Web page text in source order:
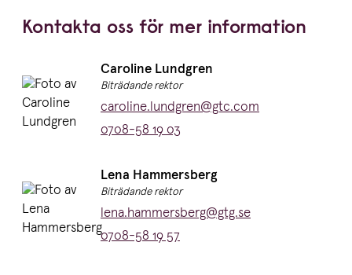
Kontakta oss för mer information
Namn:
Caroline Lundgren
Titel:
Biträdande rektor
E-post:
caroline.lundgren@gtc.com
Telefon:
0708-58 19 03
Namn:
Lena Hammersberg
Titel:
Biträdande rektor
E-post:
lena.hammersberg@gtg.se
Telefon:
0708-58 19 57